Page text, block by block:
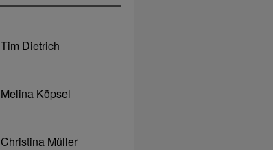
Tim Dietrich
Melina Köpsel
Christina Müller